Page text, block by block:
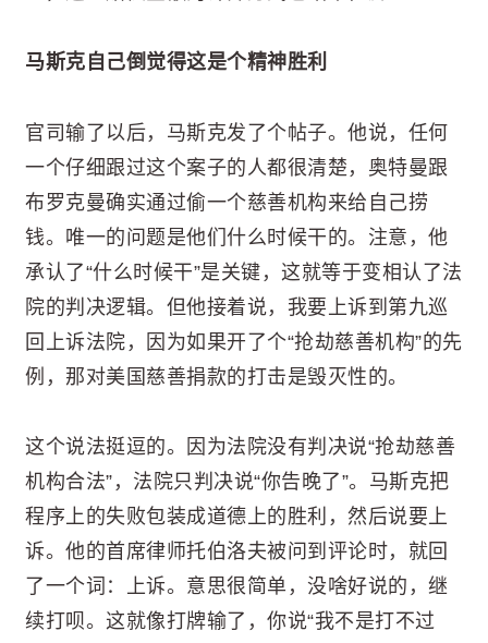
马斯克自己倒觉得这是个精神胜利
官司输了以后，马斯克发了个帖子。他说，任何
一个仔细跟过这个案子的人都很清楚，奥特曼跟
布罗克曼确实通过偷一个慈善机构来给自己捞
钱。唯一的问题是他们什么时候干的。注意，他
承认了“什么时候干”是关键，这就等于变相认了法
院的判决逻辑。但他接着说，我要上诉到第九巡
回上诉法院，因为如果开了个“抢劫慈善机构”的先
例，那对美国慈善捐款的打击是毁灭性的。
这个说法挺逗的。因为法院没有判决说“抢劫慈善
机构合法”，法院只判决说“你告晚了”。马斯克把
程序上的失败包装成道德上的胜利，然后说要上
诉。他的首席律师托伯洛夫被问到评论时，就回
了一个词：上诉。意思很简单，没啥好说的，继
续打呗。这就像打牌输了，你说“我不是打不过